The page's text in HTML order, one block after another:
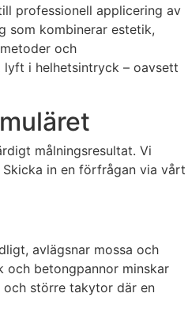
professionell applicering av
som kombinerar estetik,
och
i helhetsintryck – oavsett
målningsresultat. Vi
in en förfrågan via vårt
avlägsnar mossa och
och betongpannor minskar
och större takytor där en